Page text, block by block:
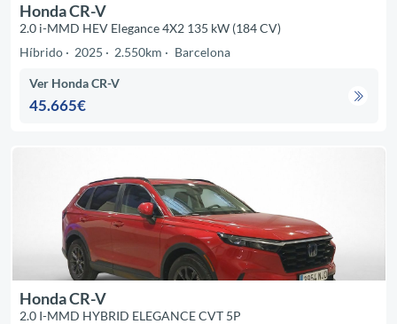
Honda CR-V
2.0 i-MMD HEV Elegance 4X2 135 kW (184 CV)
Híbrido
2025 2.550km Barcelona
Ver Honda CR-V
45.665€
Honda CR-V
2.0 I-MMD HYBRID ELEGANCE CVT 5P